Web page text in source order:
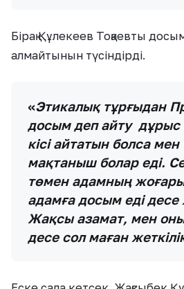
Бірақ Құлекеев Тоқаевты
алмайтынын түсіндірді.
«Этикалық тұрғыдан
досым деп айту дұрыс
кісі айтатын болса
мақтаныш болар еді.
төмен адамның жоғары
адамға досым еді
Жақсы азамат, мен
десе сол маған